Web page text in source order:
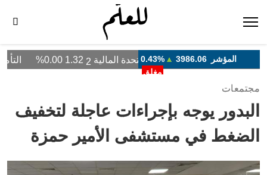
مجتمعات
البدور يوجه بإجراءات عاجلة لتخفيف
الضغط في مستشفى الأمير حمزة